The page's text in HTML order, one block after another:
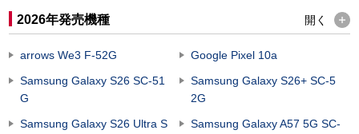
2026年発売機種 開く
arrows We3 F-52G
Google Pixel 10a
Samsung Galaxy S26 SC-51
G
Samsung Galaxy S26+ SC-5
2G
Samsung Galaxy S26 Ultra S
Samsung Galaxy A57 5G SC-